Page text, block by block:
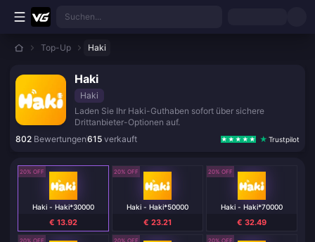
Zum Hauptinhalt springen
Suchen...
Top-Up Haki
Haki
Haki
Laden Sie Ihr Haki-Guthaben sofort über sichere
Drittanbieter-Optionen auf.
802 Bewertungen615 verkauft Trustpilot
20% OFF
Haki - Haki*30000
€ 13.92
20% OFF
Haki - Haki*50000
€ 23.21
20% OFF
Haki - Haki*70000
€ 32.49
20% OFF 20% OFF 20% OFF